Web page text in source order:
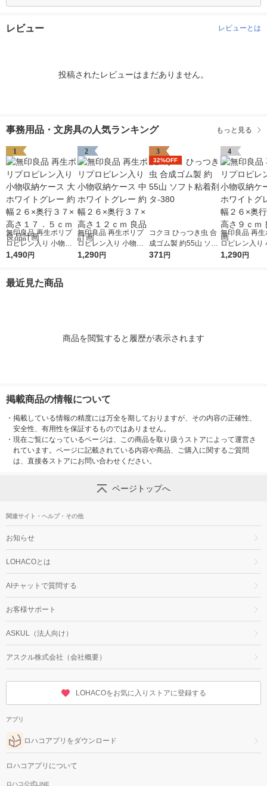
レビュー レビューとは
投稿されたレビューはまだありません。
事務用品・文房具の人気ランキング もっと見る
1
無印良品 再生ポリプ
ロピレン入り 小物収
納ケース 大 ホワイト
ｍ 良品計画
1,490円
2
無印良品 再生ポリプ
ロピレン入り 小物収
納ケース 中 ホワイト
1,290円
3
32%OFF
コクヨ ひっつき虫 合
成ゴム製 約55山 ソフ
ト粘着剤 タ-380
371円
4
無印良品 再生
ロピレン入り
納ケース 小
1,290円
最近見た商品
商品を閲覧すると履歴が表示されます
掲載商品の情報について
・ 掲載している情報の精度には万全を期しておりますが、その内容の正確性、
安全性、有用性を保証するものではありません。
・ 現在ご覧になっているページは、この商品を取り扱うストアによって運営さ
れています。ページに記載されている内容や商品、ご購入に関するご質問
は、直接各ストアにお問い合わせください。
ページトップへ
関連サイト・ヘルプ・その他
お知らせ
LOHACOとは
AIチャットで質問する
お客様サポート
ASKUL（法人向け）
アスクル株式会社（会社概要）
LOHACOをお気に入りストアに登録する
アプリ
ロハコアプリをダウンロード
ロハコアプリについて
ロハコ公式LINE